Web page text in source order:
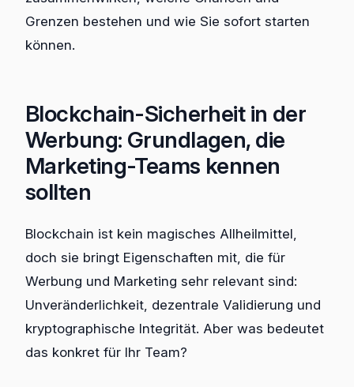
Grenzen bestehen und wie Sie sofort starten
können.
Blockchain-Sicherheit in der
Werbung: Grundlagen, die
Marketing-Teams kennen
sollten
Blockchain ist kein magisches Allheilmittel,
doch sie bringt Eigenschaften mit, die für
Werbung und Marketing sehr relevant sind:
Unveränderlichkeit, dezentrale Validierung und
kryptographische Integrität. Aber was bedeutet
das konkret für Ihr Team?